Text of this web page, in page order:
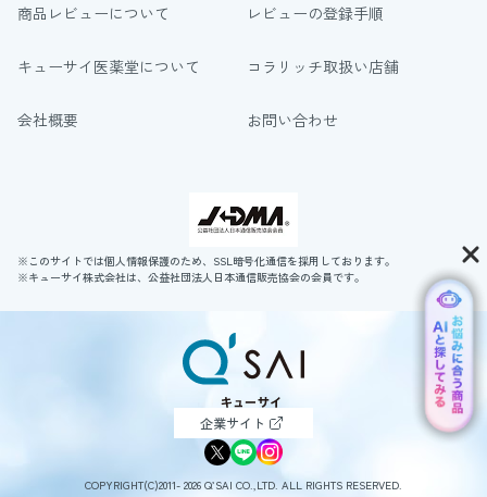
商品レビューについて レビューの登録手順
キューサイ医薬堂について コラリッチ取扱い店舗
会社概要 お問い合わせ
※このサイトでは個人情報保護のため、SSL暗号化通信を採用しております。
※キューサイ株式会社は、公益社団法人日本通信販売協会の会員です。
企業サイト
COPYRIGHT(C)2011- 2026 Q’SAI CO.,LTD. ALL RIGHTS RESERVED.